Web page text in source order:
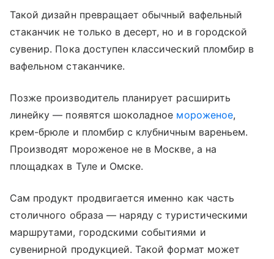
Такой дизайн превращает обычный вафельный
стаканчик не только в десерт, но и в городской
сувенир. Пока доступен классический пломбир в
вафельном стаканчике.
Позже производитель планирует расширить
линейку — появятся шоколадное мороженое,
крем-брюле и пломбир с клубничным вареньем.
Производят мороженое не в Москве, а на
площадках в Туле и Омске.
Сам продукт продвигается именно как часть
столичного образа — наряду с туристическими
маршрутами, городскими событиями и
сувенирной продукцией. Такой формат может